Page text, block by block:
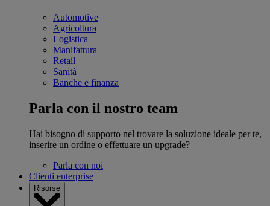
Automotive
Agricoltura
Logistica
Manifattura
Retail
Sanità
Banche e finanza
Parla con il nostro team
Hai bisogno di supporto nel trovare la soluzione ideale per te,
inserire un ordine o effettuare un upgrade?
Parla con noi
Clienti enterprise
Risorse